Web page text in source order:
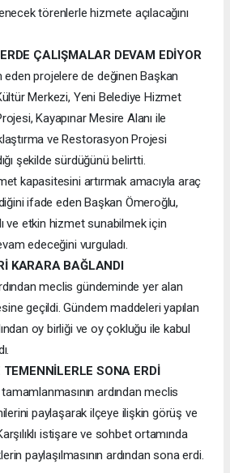
törenlerle hizmete açılacağını
ÇALIŞMALAR DEVAM EDİYOR
eden projelere de değinen Başkan
Merkezi, Yeni Belediye Hizmet
Kayapınar Mesire Alanı ile
ve Restorasyon Projesi
şekilde sürdüğünü belirtti.
kapasitesini artırmak amacıyla araç
ifade eden Başkan Ömeroğlu,
ve etkin hizmet sunabilmek için
edeceğini vurguladı.
KARARA BAĞLANDI
meclis gündeminde yer alan
geçildi. Gündem maddeleri yapılan
oy birliği ve oy çokluğu ile kabul
SONA ERDİ
ardından meclis
paylaşarak ilçeye ilişkin görüş ve
istişare ve sohbet ortamında
paylaşılmasının ardından sona erdi.